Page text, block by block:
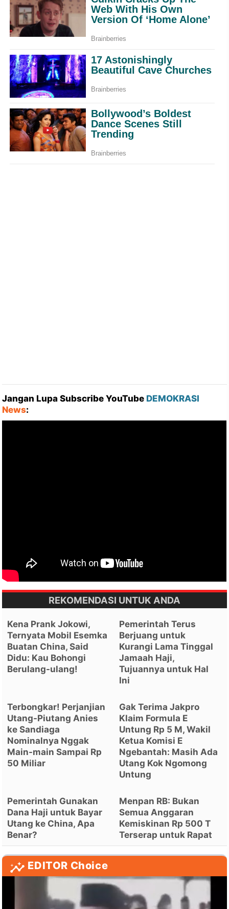
Jangan Lupa Subscribe YouTube DEMOKRASI
News:
REKOMENDASI UNTUK ANDA
Kena Prank Jokowi,
Ternyata Mobil Esemka
Buatan China, Said
Didu: Kau Bohongi
Berulang-ulang!
Pemerintah Terus
Berjuang untuk
Kurangi Lama Tinggal
Jamaah Haji,
Tujuannya untuk Hal
Ini
Terbongkar! Perjanjian
Utang-Piutang Anies
ke Sandiaga
Nominalnya Nggak
Main-main Sampai Rp
50 Miliar
Gak Terima Jakpro
Klaim Formula E
Untung Rp 5 M, Wakil
Ketua Komisi E
Ngebantah: Masih Ada
Utang Kok Ngomong
Untung
Pemerintah Gunakan
Dana Haji untuk Bayar
Utang ke China, Apa
Benar?
Menpan RB: Bukan
Semua Anggaran
Kemiskinan Rp 500 T
Terserap untuk Rapat
EDITOR Choice